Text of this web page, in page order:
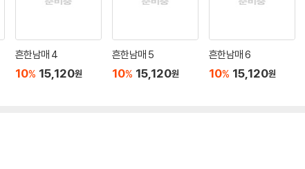
흔한남매 4
10% 15,120원
흔한남매 5
10% 15,120원
흔한남매 6
10% 15,120원